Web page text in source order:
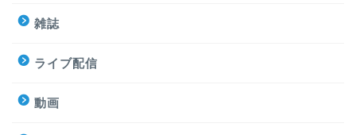
雑誌
ライブ配信
動画